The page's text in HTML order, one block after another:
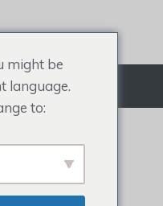
might be
language.
to: